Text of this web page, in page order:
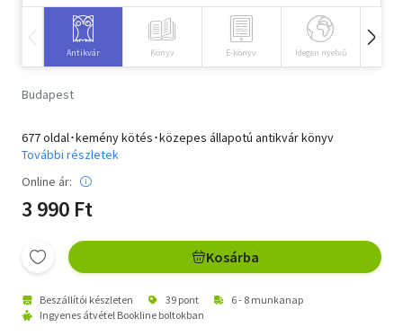
Tankönyv, segédkönyv
Társadalomtudomány
Természettudomány
Történelem
Vallás
Antikvár Könyv E-könyv Idegen nyelvű
Budapest
677 oldal･kemény kötés･közepes állapotú antikvár könyv
További részletek
Online ár:
3 990 Ft
Kosárba
Beszállítói készleten 39 pont
6 - 8 munkanap
Ingyenes átvétel Bookline boltokban